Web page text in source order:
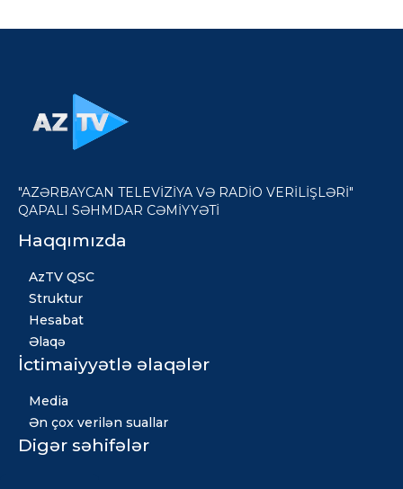
"AZƏRBAYCAN TELEVİZİYA VƏ RADİO VERİLİŞLƏRİ"
QAPALI SƏHMDAR CƏMİYYƏTİ
Haqqımızda
AzTV QSC
Struktur
Hesabat
Əlaqə
İctimaiyyətlə əlaqələr
Media
Ən çox verilən suallar
Digər səhifələr